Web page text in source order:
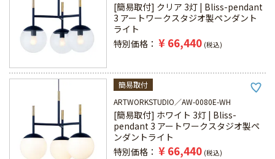
[簡易取付] クリア 3灯 | Bliss-pendant
3 アートワークスタジオ製ペンダント
ライト
特別価格
¥ 66,440 税込
簡易取付
ARTWORKSTUDIO
AW-0080E-WH
[簡易取付] ホワイト 3灯 | Bliss-
pendant 3 アートワークスタジオ製ペ
ンダントライト
特別価格
¥ 66,440 税込